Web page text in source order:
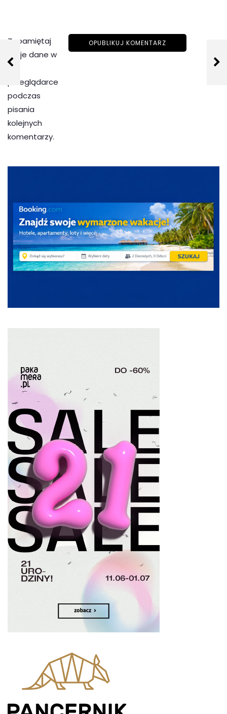
Zapamiętaj
moje dane w
tej
przeglądarce
podczas
pisania
kolejnych
komentarzy.